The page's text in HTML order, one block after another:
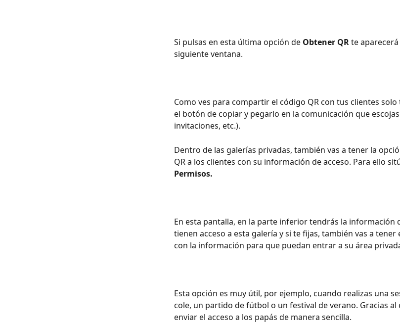
Si pulsas en esta última opción de Obtener QR te
siguiente ventana.
Como ves para compartir el código QR con tus clientes
el botón de copiar y pegarlo en la comunicación que
invitaciones, etc.).
Dentro de las galerías privadas, también vas a tener la
QR a los clientes con su información de acceso. Para ello
Permisos.
En esta pantalla, en la parte inferior tendrás la información
tienen acceso a esta galería y si te fijas, también vas a tener
con la información para que puedan entrar a su área
Esta opción es muy útil, por ejemplo, cuando realizas una
cole, un partido de fútbol o un festival de verano. Gracias al
enviar el acceso a los papás de manera sencilla.